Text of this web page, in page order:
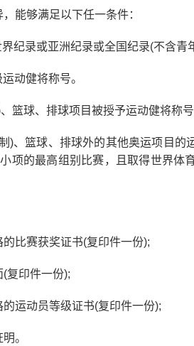
够满足以下任一条件：
录或亚洲纪录或全国纪录(不含青
动健将称号。
球、排球项目被授予运动健将称
篮球、排球外的其他奥运项目的
项的最高组别比赛，且取得世界
赛获奖证书(复印件一份);
印件一份);
动员等级证书(复印件一份);
。